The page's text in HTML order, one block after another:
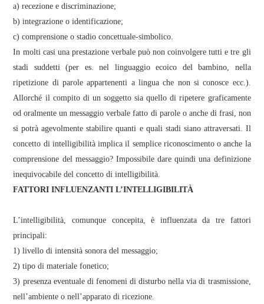
a) recezione e discriminazione;
b) integrazione o identificazione;
c) comprensione o stadio concettuale-simbolico.
In molti casi una prestazione verbale può non coinvolgere tutti e tre gli
stadi suddetti (per es. nel linguaggio ecoico del bambino, nella
ripetizione di parole appartenenti a lingua che non si conosce ecc.).
Allorché il compito di un soggetto sia quello di ripetere graficamente
od oralmente un messaggio verbale fatto di parole o anche di frasi, non
si potrà agevolmente stabilire quanti e quali stadi siano attraversati. Il
concetto di intelligibilità implica il semplice riconoscimento o anche la
comprensione del messaggio? Impossibile dare quindi una definizione
inequivocabile del concetto di intelligibilità.
FATTORI INFLUENZANTI L’INTELLIGIBILITÀ
L’intelligibilità, comunque concepita, è influenzata da tre fattori
principali:
1) livello di intensità sonora del messaggio;
2) tipo di materiale fonetico;
3) presenza eventuale di fenomeni di disturbo nella via di trasmissione,
nell’ambiente o nell’apparato di ricezione.